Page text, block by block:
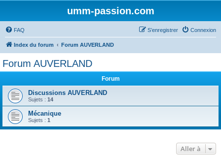
umm-passion.com
FAQ Connexion
S’enregistrer
Index du forum Forum AUVERLAND
Forum AUVERLAND
Forum
Discussions AUVERLAND
Sujets : 14
Mécanique
Sujets : 1
Aller à